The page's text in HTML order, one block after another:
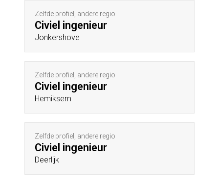
Zelfde profiel, andere regio
Civiel ingenieur
Jonkershove
Zelfde profiel, andere regio
Civiel ingenieur
Hemiksem
Zelfde profiel, andere regio
Civiel ingenieur
Deerlijk